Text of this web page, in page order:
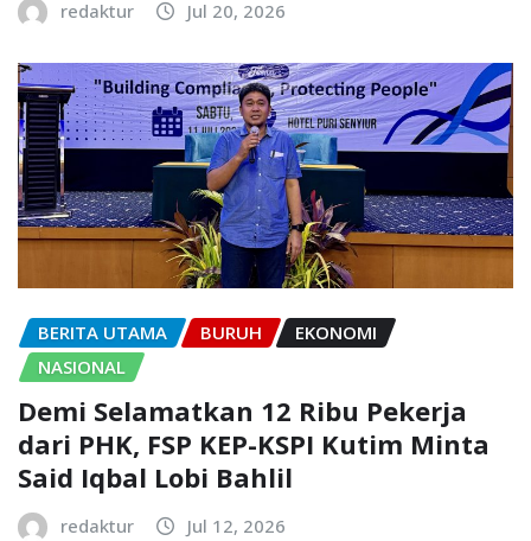
redaktur Jul 20, 2026
BERITA UTAMA BURUH
EKONOMI
NASIONAL
Demi Selamatkan 12 Ribu Pekerja
dari PHK, FSP KEP-KSPI Kutim Minta
Said Iqbal Lobi Bahlil
redaktur Jul 12, 2026